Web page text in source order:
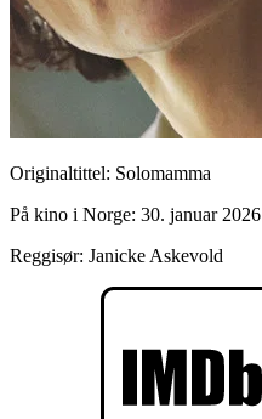
Originaltittel: Solomamma
På kino i Norge: 30. januar 2026
Reggisør: Janicke Askevold